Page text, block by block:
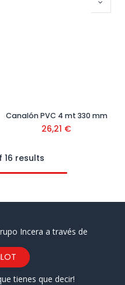
Canalón PVC 4 mt 330 mm
26,21 €
16 results
Incera a través de
tienes que decir!